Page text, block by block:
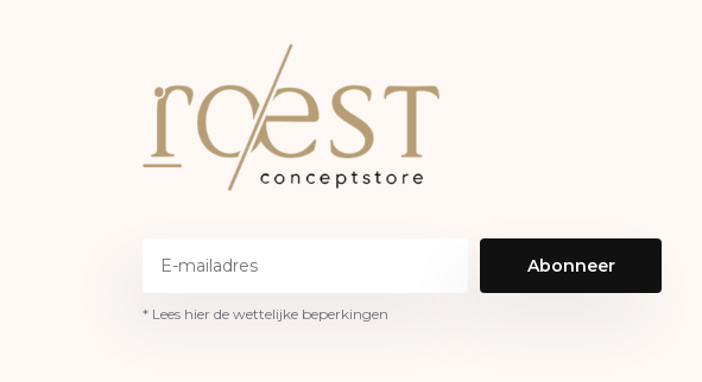
Abonneer
* Lees hier de wettelijke beperkingen